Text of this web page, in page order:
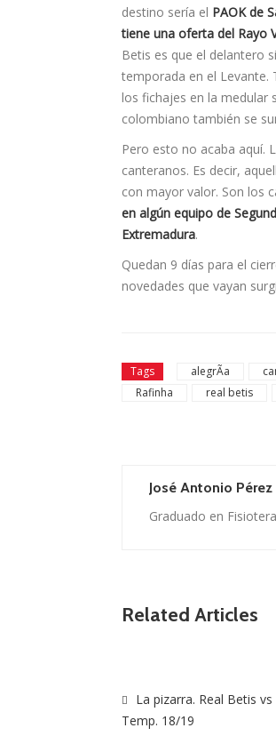
destino sería el PAOK de
tiene una oferta del Rayo
Betis es que el delantero
temporada en el Levante.
los fichajes en la medular
colombiano también se
Pero esto no acaba aquí­.
canteranos. Es decir,
con mayor valor. Son los
en algún equipo de
Extremadura.
Quedan 9 dí­as para el
novedades que vayan
Tags alegrÃ­a
Rafinha
real betis
José Antonio Pérez
Graduado en
Related Articles
La pizarra. Real Betis
Temp. 18/19